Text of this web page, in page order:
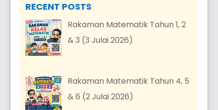
RECENT POSTS
Rakaman Matematik Tahun 1, 2
& 3 (3 Julai 2026)
Rakaman Matematik Tahun 4, 5
& 6 (2 Julai 2026)